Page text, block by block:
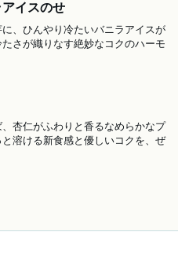
イスのせ
、ひんやり冷たいバニラアイスが
さが織りなす絶妙なコクのハーモ
杏仁がふわりと香るなめらかなプ
溶ける新食感と優しいコクを、ぜ